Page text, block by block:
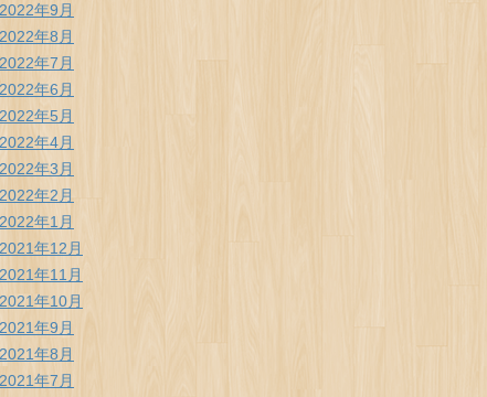
2022年9月
2022年8月
2022年7月
2022年6月
2022年5月
2022年4月
2022年3月
2022年2月
2022年1月
2021年12月
2021年11月
2021年10月
2021年9月
2021年8月
2021年7月